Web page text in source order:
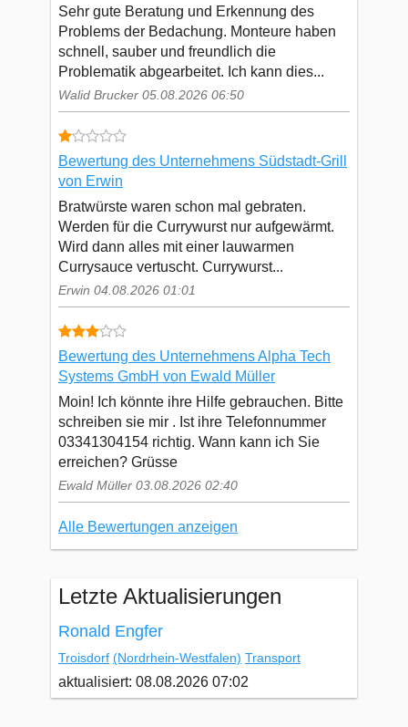
Sehr gute Beratung und Erkennung des
Problems der Bedachung. Monteure haben
schnell, sauber und freundlich die
Problematik abgearbeitet. Ich kann dies...
Walid Brucker 05.08.2026 06:50
Bewertung des Unternehmens Südstadt-Grill
von Erwin
Bratwürste waren schon mal gebraten.
Werden für die Currywurst nur aufgewärmt.
Wird dann alles mit einer lauwarmen
Currysauce vertuscht. Currywurst...
Erwin 04.08.2026 01:01
Bewertung des Unternehmens Alpha Tech
Systems GmbH von Ewald Müller
Moin! Ich könnte ihre Hilfe gebrauchen. Bitte
schreiben sie mir . Ist ihre Telefonnummer
03341304154 richtig. Wann kann ich Sie
erreichen? Grüsse
Ewald Müller 03.08.2026 02:40
Alle Bewertungen anzeigen
Letzte Aktualisierungen
Ronald Engfer
Troisdorf (Nordrhein-Westfalen) Transport
aktualisiert: 08.08.2026 07:02